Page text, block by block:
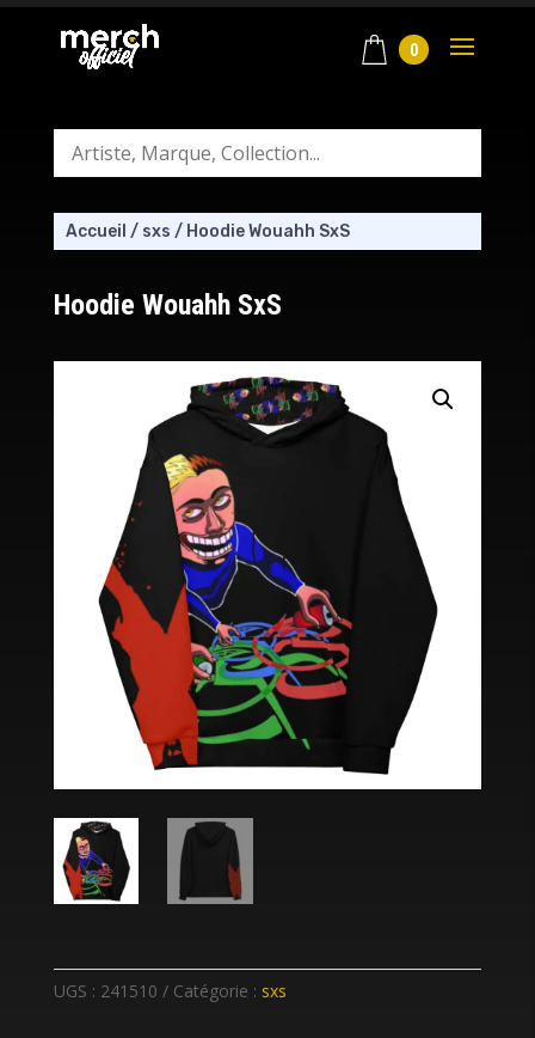
0
Accueil / sxs / Hoodie Wouahh SxS
Hoodie Wouahh SxS
UGS : 241510 Catégorie : sxs